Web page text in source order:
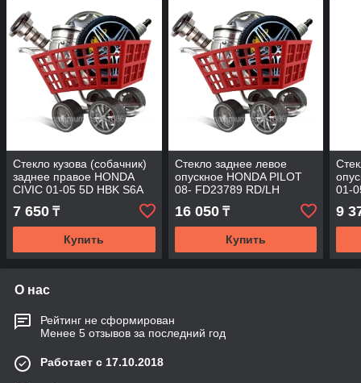
Стекло кузова (собачник)
заднее правое HONDA
CIVIC 01-05 5D HBK S6A
SW/RH/X
7 650 ₸
Купить
Стекло заднее левое
опускное HONDA PILOT
08- FD23789 RD/LH
16 050₸
Купить
01-
9
О нас
Рейтинг не сформирован
Менее 5 отзывов за последний год
Работает с 17.10.2018